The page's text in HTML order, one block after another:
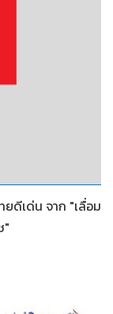
ดีเด่น จาก "เลื่อม
"